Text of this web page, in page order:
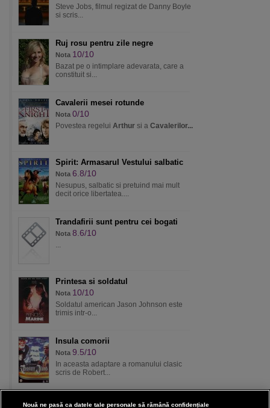
Steve Jobs, filmul regizat de Danny Boyle
si scris...
Ruj rosu pentru zile negre
Nota 10/10
Bazat pe o intimplare adevarata, care a
constituit si...
Cavalerii mesei rotunde
Nota 0/10
Povestea regelui Arthur si a Cavalerilor...
Spirit: Armasarul Vestului salbatic
Nota 6.8/10
Nesupus, salbatic si pretuind mai mult
decit orice libertatea....
Trandafirii sunt pentru cei bogati
Nota 8.6/10
...
Printesa si soldatul
Nota 10/10
Soldatul american Jason Johnson este
trimis intr-o...
Insula comorii
Nota 9.5/10
In aceasta adaptare a romanului clasic
scris de Robert...
Nouă ne pasă ca datele tale personale să rămână confidențiale